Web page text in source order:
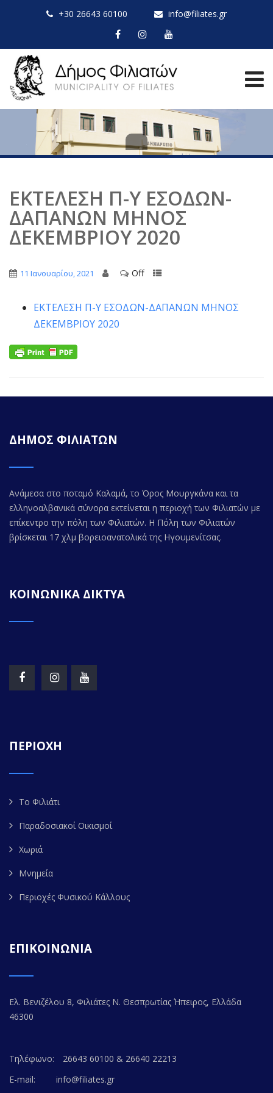
+30 26643 60100 info@filiates.gr
ΕΚΤΕΛΕΣΗ Π-Υ ΕΣΟΔΩΝ-
ΔΑΠΑΝΩΝ ΜΗΝΟΣ
ΔΕΚΕΜΒΡΙΟΥ 2020
11 Ιανουαρίου, 2021 Off
ΕΚΤΕΛΕΣΗ Π-Υ ΕΣΟΔΩΝ-ΔΑΠΑΝΩΝ ΜΗNΟΣ
ΔΕΚΕΜΒΡΙΟΥ 2020
ΔΗΜΟΣ ΦΙΛΙΑΤΩΝ
Ανάμεσα στο ποταμό Καλαμά, το Όρος Μουργκάνα και τα
ελληνοαλβανικά σύνορα εκτείνεται η περιοχή των Φιλιατών με
επίκεντρο την πόλη των Φιλιατών. Η Πόλη των Φιλιατών
βρίσκεται 17 χλμ βορειοανατολικά της Ηγουμενίτσας.
ΚΟΙΝΩΝΙΚΑ ΔΙΚΤΥΑ
ΠΕΡΙΟΧΗ
Το Φιλιάτι
Παραδοσιακοί Οικισμοί
Χωριά
Μνημεία
Περιοχές Φυσικού Κάλλους
ΕΠΙΚΟΙΝΩΝΙΑ
Ελ. Βενιζέλου 8, Φιλιάτες Ν. Θεσπρωτίας Ήπειρος, Ελλάδα
46300
Τηλέφωνο:
26643 60100 & 26640 22213
E-mail:
info@filiates.gr